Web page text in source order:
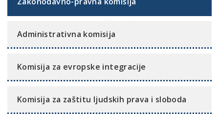
Administrativna komisija
Komisija za evropske integracije
Komisija za zaštitu ljudskih prava i sloboda